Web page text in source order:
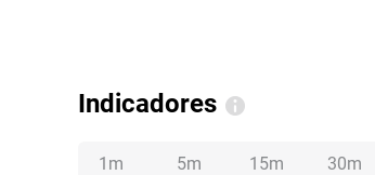
Indicadores
1m 5m 15m 30m